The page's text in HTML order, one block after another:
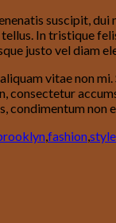
suscipit,
In tristique
justo vel diam
vitae non
consectetur
condimentum
,fashion,style